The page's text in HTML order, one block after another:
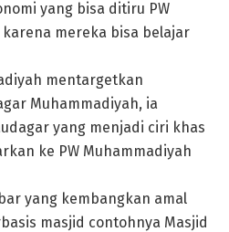
yang bisa ditiru PW
mereka bisa belajar
mentargetkan
Muhammadiyah, ia
yang menjadi ciri khas
ke PW Muhammadiyah
yang kembangkan amal
masjid contohnya Masjid